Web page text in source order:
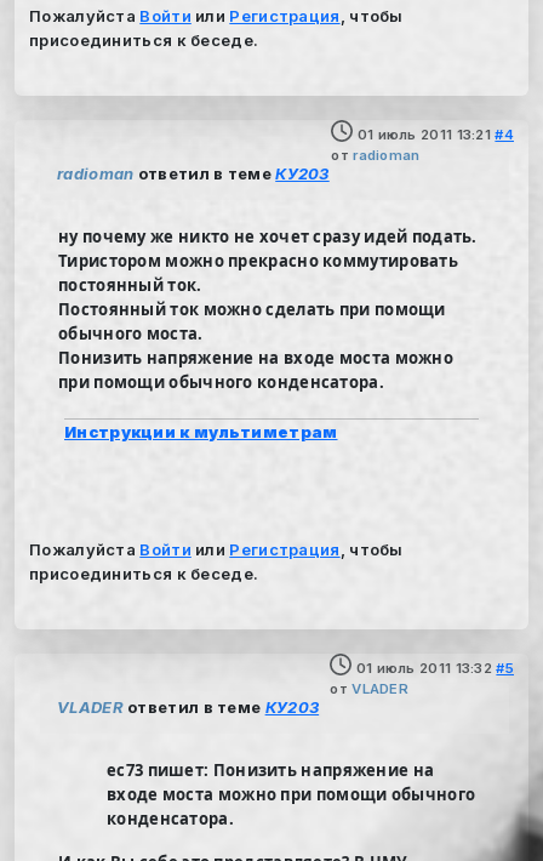
Пожалуйста Войти или Регистрация
, чтобы
присоединиться к беседе.
01 июль 2011 13:21 #4
отradioman
radioman ответил в темеКУ203
ну почему же никто не хочет сразу идей подать.
Тиристором можно прекрасно коммутировать
постоянный ток.
Постоянный ток можно сделать при помощи
обычного моста.
Понизить напряжение на входе моста можно
при помощи обычного конденсатора.
Инструкции к мультиметрам
Пожалуйста Войти или Регистрация
, чтобы
присоединиться к беседе.
01 июль 2011 13:32 #5
отVLADER
VLADERответил в теме КУ203
ec73 пишет: Понизить напряжение на
входе моста можно при помощи обычного
конденсатора.